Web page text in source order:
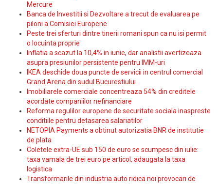
Mercure
Banca de Investitii si Dezvoltare a trecut de evaluarea pe
piloni a Comisiei Europene
Peste trei sferturi dintre tinerii romani spun ca nu isi permit
o locuinta proprie
Inflatia a scazut la 10,4% in iunie, dar analistii avertizeaza
asupra presiunilor persistente pentru IMM-uri
IKEA deschide doua puncte de servicii in centrul comercial
Grand Arena din sudul Bucurestiului
Imobiliarele comerciale concentreaza 54% din creditele
acordate companiilor nefinanciare
Reforma regulilor europene de securitate sociala inaspreste
conditiile pentru detasarea salariatilor
NETOPIA Payments a obtinut autorizatia BNR de institutie
de plata
Coletele extra-UE sub 150 de euro se scumpesc din iulie:
taxa vamala de trei euro pe articol, adaugata la taxa
logistica
Transformarile din industria auto ridica noi provocari de